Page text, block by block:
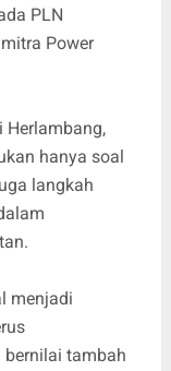
PLN
Power
Herlambang,
hanya soal
langkah
menjadi
tambah